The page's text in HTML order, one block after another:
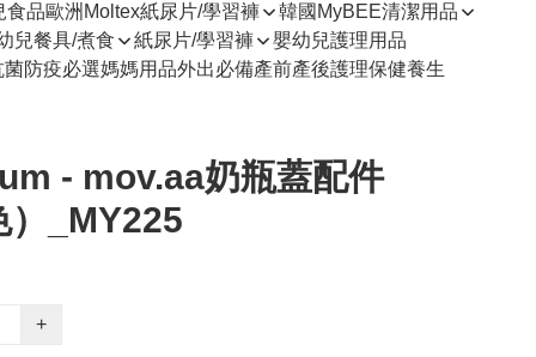
食品歐洲Moltex紙尿片/學習褲
韓國MyBEE清潔用品
兒餐具/煮食 紙尿片/學習褲
嬰幼兒護理用品
菌防疫必選媽媽用品外出必備產前產後護理保健養生
- mov.aa奶瓶蓋配件
）_MY225
+